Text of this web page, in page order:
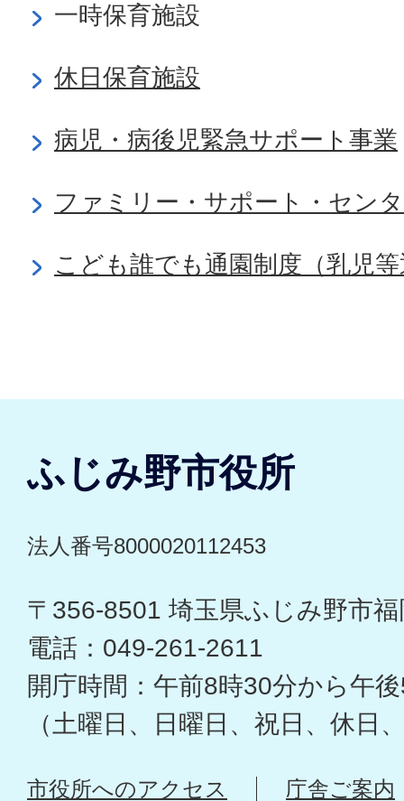
一時保育施設
休日保育施設
病児・病後児緊急サポート事業
ファミリー・サポート・セン
こども誰でも通園制度（乳児
ふじみ野市役所
法人番号8000020112453
〒356-8501 埼玉県ふじみ野市
電話：049-261-2611
開庁時間：午前8時30分から午
（土曜日、日曜日、祝日、休日
市役所へのアクセス 庁舎ご案内